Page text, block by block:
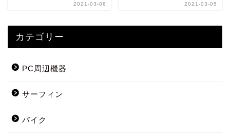
2021-03-06 2021-03-05
カテゴリー
PC周辺機器
サーフィン
バイク